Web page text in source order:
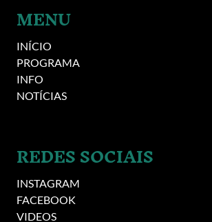
MENU
INÍCIO
PROGRAMA
INFO
NOTÍCIAS
REDES SOCIAIS
INSTAGRAM
FACEBOOK
VIDEOS